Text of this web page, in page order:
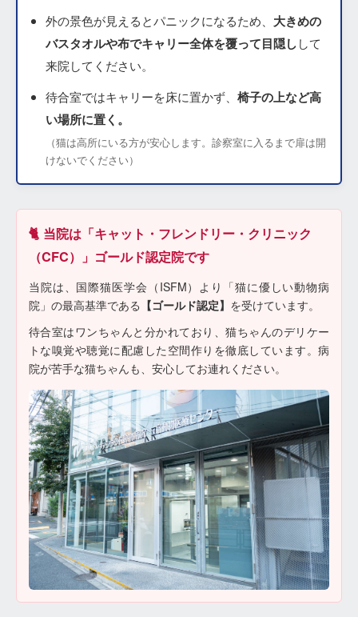
外の景色が見えるとパニックになるため、 大きめの
バスタオルや布でキャリー全体を覆って目隠しして
来院してください。
待合室ではキャリーを床に置かず、 椅子の上など高
い場所に置く。
（猫は高所にいる方が安心します。診察室に入るまで扉は開
けないでください）
🐈 当院は「キャット・フレンドリー・クリニック
（CFC）」ゴールド認定院です
当院は、国際猫医学会（ISFM）より「猫に優しい動物病
院」の最高基準である 【ゴールド認定】 を受けています。
待合室はワンちゃんと分かれており、猫ちゃんのデリケー
トな嗅覚や聴覚に配慮した空間作りを徹底しています。病
院が苦手な猫ちゃんも、安心してお連れください。